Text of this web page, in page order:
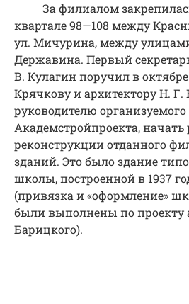
За филиалом
квартале 98—108 между
ул. Мичурина, между
Державина. Первый
В. Кулагин поручил в октябре
Крячкову и архитектору Н. Г.
руководителю
Академстройпроекта, начать
реконструкции отданного
зданий. Это было здание
школы, построенной в 1937
(привязка и «оформление»
были выполнены по проекту
Барицкого).